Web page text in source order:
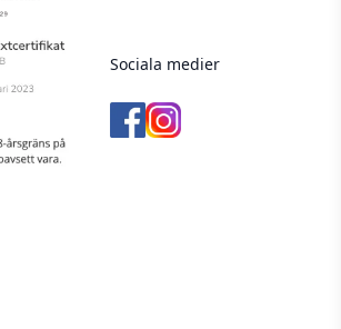
Sociala medier